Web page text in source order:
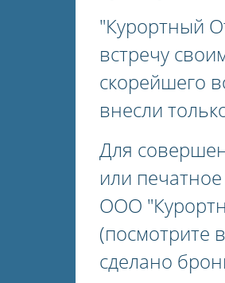
"Курортный
встречу
скорейшего
внесли
Для
или
ООО
(посмотрите
сделано